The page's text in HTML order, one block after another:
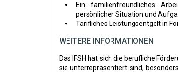
Ein familienfreundliches
persönlicher Situation und
Tarifliches Leistungsentgelt in
WEITERE INFORMATIONEN
Das IFSH hat sich die berufliche
sie unterrepräsentiert sind,